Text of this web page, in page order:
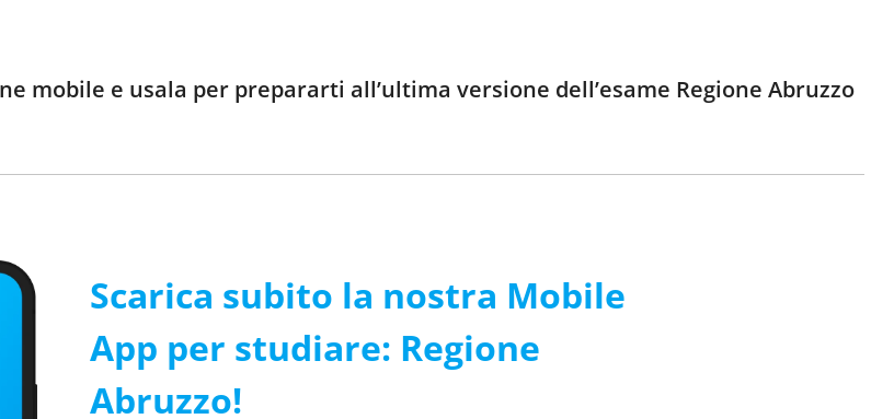
mobile e usala per prepararti all’ultima versione dell’esame Regione Abruzzo
Scarica subito la nostra Mobile
App per studiare: Regione
Abruzzo!